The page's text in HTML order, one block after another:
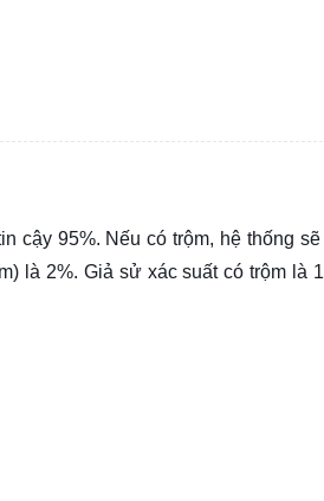
cậy 95%. Nếu có trộm, hệ thống
là 2%. Giả sử xác suất có trộm là